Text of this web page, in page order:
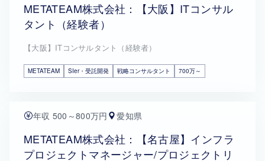
METATEAM株式会社：【大阪】ITコンサル
タント（経験者）
【大阪】ITコンサルタント（経験者）
METATEAM SIer・受託開発 戦略コンサルタント 700万～
年収 500～800万円 愛知県
METATEAM株式会社：【名古屋】インフラ
プロジェクトマネージャー/プロジェクトリ